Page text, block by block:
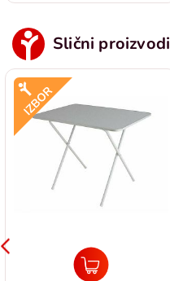
Slični proizvodi